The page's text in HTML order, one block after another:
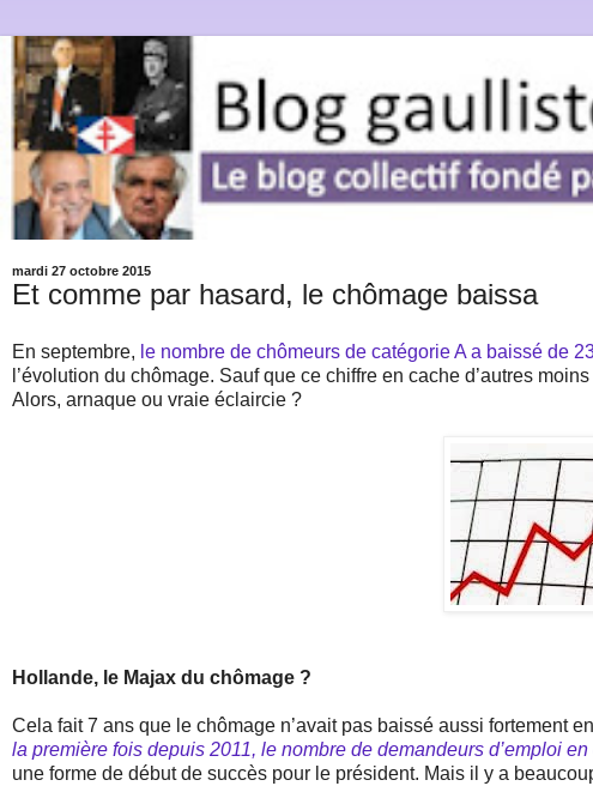
mardi 27 octobre 2015
Et comme par hasard, le chômage baissa
En septembre, le nombre de chômeurs de catégorie A a baissé de
l’évolution du chômage. Sauf que ce chiffre en cache d’autres
Alors, arnaque ou vraie éclaircie ?
Hollande, le Majax du chômage ?
Cela fait 7 ans que le chômage n’avait pas baissé aussi fortement
la première fois depuis 2011, le nombre de demandeurs d’emploi
une forme de début de succès pour le président. Mais il y a